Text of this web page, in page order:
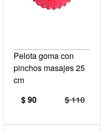
Pelota goma con
pinchos masajes 25
cm
$ 90
$ 110